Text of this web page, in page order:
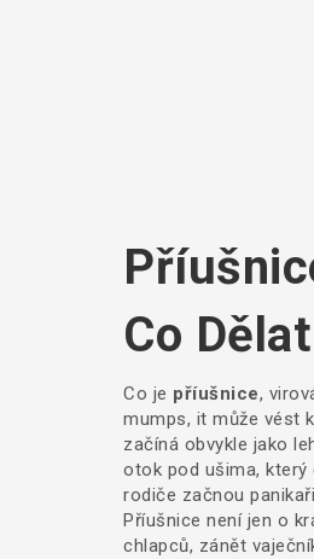
Co Dělat
Co je příušnice,
mumps, it může vést
začíná obvykle jako
otok pod ušima, který
rodiče začnou
Příušnice není jen o
chlapců, zánět